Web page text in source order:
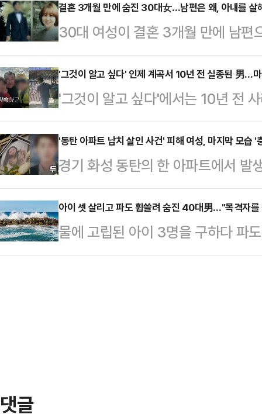
자 신분으로 송환된 이들은 모두 천
부분은 남성이었으나 여성도 일부
등으로 얼굴을 가리고 고개를 푹 숙
이 양쪽 팔을 붙잡고 연행했다.이들
대상으로 피싱 등 범죄를 저질러 공
탑승하던 이들은 …
결혼 3개월 만에 숨진 30대女…남편은 왜, 아내를 살
30대 여성이 결혼 3개월 만에 남편
다.30일 오후 11시10분 방송되는
서울 강서구에서 발생한 유혜영씨
일 오후 2시25분경 아내가 사망한
됐다. 구급대가 현장에 도착했을 때
있던 여성 시신이 있었다.남편 서씨
을 가진 뒤 함께 귀가했다. 서씨는
먹은…
'그것이 알고 싶다' 인제 계곡서 10년 전 실종된 男…
'그것이 알고 싶다'에서는 10년 전
행적을 쫓는다.26일 방송되는
난 2015년 지인과 함께 강원도 인
다.이혼 후 두 아이를 홀로 키우며,
는 김주철씨는 지난 2015년 5월 3
어린이날에 두 아들과 뭘 하고 보낼
앞두고 사라진 것이다.실종 이틀
'동탄 아파트 납치 살인 사건' 피해 여성, 마지막 모습
경기 화성 동탄의 한 아파트에서 발
다.31일 오후 11시 10분 방송되는
12일 전 남자친구에게 납치된 뒤
다룬다.지난 5월 12일 오전 10시
여성의 비명이 울려 퍼졌다. 소리에
아이 셋 살리고 파도 휩쓸려 숨진 40대男…"목격자
물에 고립된 아이 3명을 구하다 파
격자를 찾고 있다.제주해양경찰서
댓글